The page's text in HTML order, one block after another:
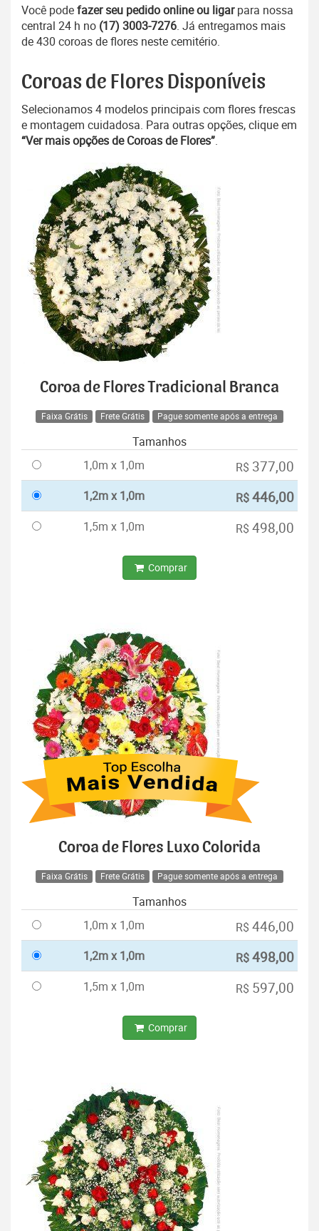
Você podefazer seu pedido online ou ligarpara nossa
central 24 h no (17) 3003-7276. Já entregamos mais
de 430 coroas de flores neste cemitério.
Coroas de Flores Disponíveis
Selecionamos 4 modelos principais com flores frescas
e montagem cuidadosa. Para outras opções, clique em
“Ver mais opções de Coroas de Flores”.
Coroa de Flores Tradicional Branca
Faixa Grátis Frete Grátis Pague somente após a entrega
Tamanhos
1,0m x 1,0m
R$ 377,00
1,2m x 1,0m R$446,00
1,5m x 1,0m R$ 498,00
Comprar
Coroa de Flores Luxo Colorida
Faixa Grátis Frete Grátis Pague somente após a entrega
Tamanhos
1,0m x 1,0m
R$ 446,00
1,2m x 1,0m R$498,00
1,5m x 1,0m R$ 597,00
Comprar